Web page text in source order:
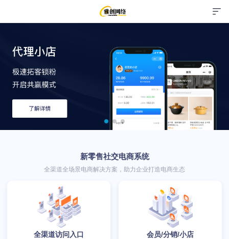
新零售社交电商系统
全渠道全场景电商解决方案，助力企业打造电商生态
全渠道访问入口 会员/分销/小店